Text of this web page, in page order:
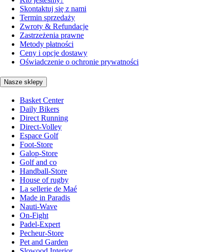
Skontaktuj się z nami
Termin sprzedaży
Zwroty & Refundacje
Zastrzeżenia prawne
Metody płatności
Ceny i opcje dostawy
Oświadczenie o ochronie prywatności
Nasze sklepy
Basket Center
Daily Bikers
Direct Running
Direct-Volley
Espace Golf
Foot-Store
Galop-Store
Golf and co
Handball-Store
House of rugby
La sellerie de Maé
Made in Paradis
Nauti-Wave
On-Fight
Padel-Expert
Pecheur-Store
Pet and Garden